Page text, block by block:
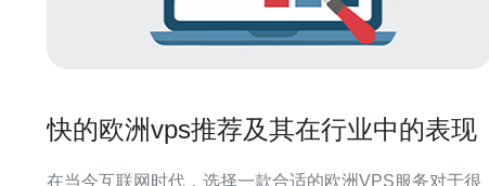
快的欧洲vps推荐及其在行业中的表现
在当今互联网时代，选择一款合适的欧洲VPS服务对于很